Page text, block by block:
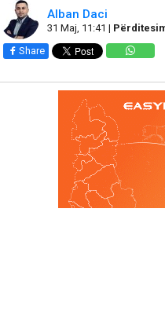
Alban Daci
31 Maj, 11:41 |
Share